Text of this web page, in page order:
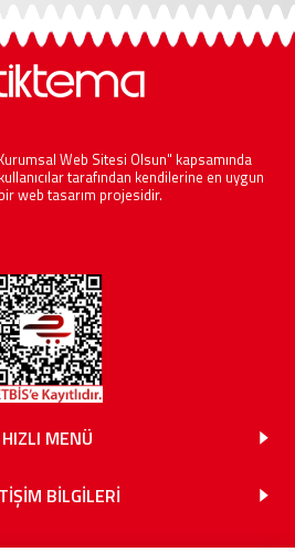
Web Sitesi Olsun" kapsamında
tarafından kendilerine en uygun
web tasarım projesidir.
HIZLI MENÜ
BİLGİLERİ